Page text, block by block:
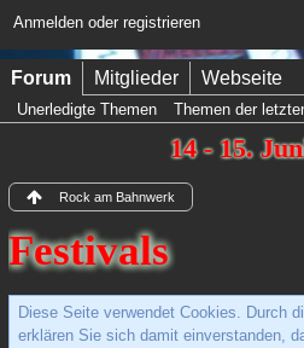
Anmelden oder registrieren
Forum Mitglieder Webseite
Unerledigte Themen Themen der
14 - 15.
Rock am Bahnwerk
Festivals
Diese Seite verwendet Cookies. Durch
erklären Sie sich damit einverstanden,